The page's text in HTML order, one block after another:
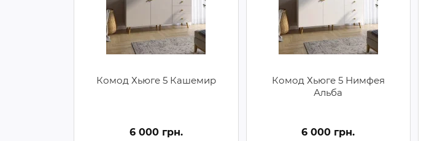
Комод Хьюге 5 Кашемир
6 000 грн.
Комод Хьюге 5 Нимфея
Альба
6 000 грн.